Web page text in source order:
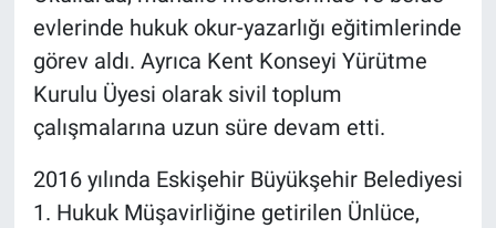
evlerinde hukuk okur-yazarlığı eğitimlerinde
görev aldı. Ayrıca Kent Konseyi Yürütme
Kurulu Üyesi olarak sivil toplum
çalışmalarına uzun süre devam etti.
2016 yılında Eskişehir Büyükşehir Belediyesi
1. Hukuk Müşavirliğine getirilen Ünlüce,